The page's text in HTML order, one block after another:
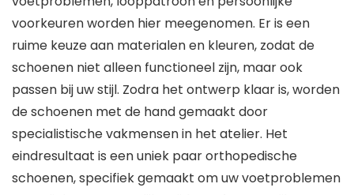
voorkeuren worden hier meegenomen. Er is een
ruime keuze aan materialen en kleuren, zodat de
schoenen niet alleen functioneel zijn, maar ook
passen bij uw stijl. Zodra het ontwerp klaar is, worden
de schoenen met de hand gemaakt door
specialistische vakmensen in het atelier. Het
eindresultaat is een uniek paar orthopedische
schoenen, specifiek gemaakt om uw voetproblemen